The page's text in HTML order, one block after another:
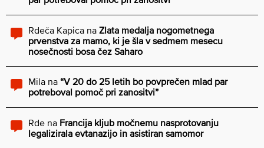
Rdeča Kapica na Zlata medalja nogometnega
prvenstva za mamo, ki je šla v sedmem mesecu
nosečnosti bosa čez Saharo
Mila na “V 20 do 25 letih bo povprečen mlad par
potreboval pomoč pri zanositvi”
Rde na Francija kljub močnemu nasprotovanju
legalizirala evtanazijo in asistiran samomor